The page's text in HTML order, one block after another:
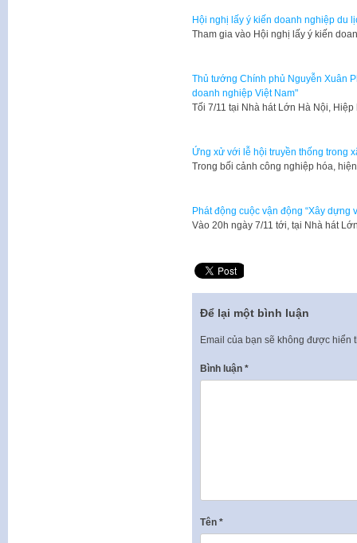
Hội nghị lấy ý kiến doanh nghiệp du
​Tham gia vào Hội nghị lấy ý kiến
Thủ tướng Chính phủ Nguyễn Xuân
doanh nghiệp Việt Nam"
Tối 7/11 tại Nhà hát Lớn Hà Nội,
Ứng xử với lễ hội truyền thống trong
Trong bối cảnh công nghiệp hóa,
Phát động cuộc vận động “Xây dựng
Vào 20h ngày 7/11 tới, tại Nhà hát
Để lại một bình luận
Email của bạn sẽ không được hiển
Bình luận *
Tên *